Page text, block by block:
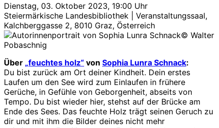
Dienstag, 03. Oktober 2023, 19:00 Uhr
Steiermärkische Landesbibliothek | Veranstaltungssaal,
Kalchberggasse 2, 8010 Graz, Österreich
© Walter
Pobaschnig
Über „feuchtes holz“ von Sophia Lunra Schnack:
Du bist zurück am Ort deiner Kindheit. Dein erstes
Laufen um den See wird zum Einlaufen in frühere
Gerüche, in Gefühle von Geborgenheit, abseits von
Tempo. Du bist wieder hier, stehst auf der Brücke am
Ende des Sees. Das feuchte Holz trägt seinen Geruch zu
dir und mit ihm die Bilder deines nicht mehr